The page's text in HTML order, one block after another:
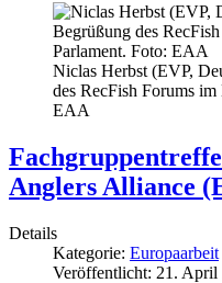
Niclas Herbst (EVP,
des RecFish Forums
EAA
Anglers Alliance
Details
Kategorie: Europaarbeit
Veröffentlicht: 21. April